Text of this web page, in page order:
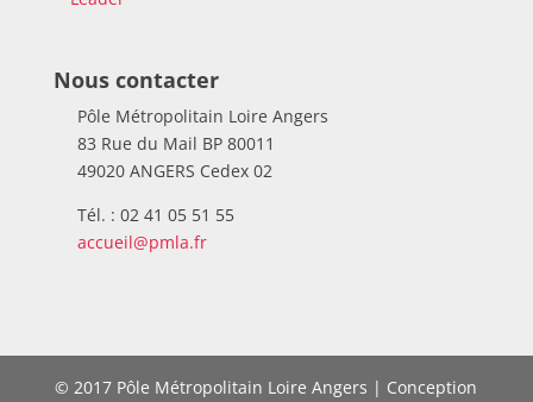
Nous contacter
Pôle Métropolitain Loire Angers
83 Rue du Mail BP 80011
49020 ANGERS Cedex 02
Tél. : 02 41 05 51 55
accueil@pmla.fr
© 2017 Pôle Métropolitain Loire Angers | Conception